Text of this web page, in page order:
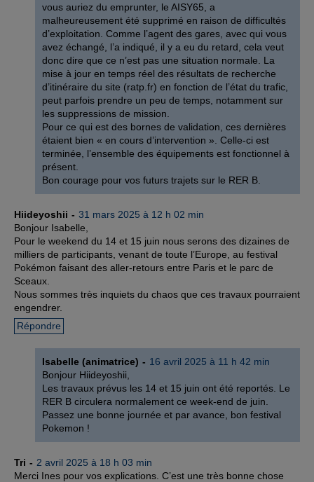
vous auriez du emprunter, le AISY65, a
malheureusement été supprimé en raison de difficultés
d’exploitation. Comme l’agent des gares, avec qui vous
avez échangé, l’a indiqué, il y a eu du retard, cela veut
donc dire que ce n’est pas une situation normale. La
mise à jour en temps réel des résultats de recherche
d’itinéraire du site (ratp.fr) en fonction de l’état du trafic,
peut parfois prendre un peu de temps, notamment sur
les suppressions de mission.
Pour ce qui est des bornes de validation, ces dernières
étaient bien « en cours d’intervention ». Celle-ci est
terminée, l’ensemble des équipements est fonctionnel à
présent.
Bon courage pour vos futurs trajets sur le RER B.
Hiideyoshii
31 mars 2025 à 12 h 02 min
Bonjour Isabelle,
Pour le weekend du 14 et 15 juin nous serons des dizaines de
milliers de participants, venant de toute l’Europe, au festival
Pokémon faisant des aller-retours entre Paris et le parc de
Sceaux.
Nous sommes très inquiets du chaos que ces travaux pourraient
engendrer.
Répondre
Isabelle (animatrice)
16 avril 2025 à 11 h 42 min
Bonjour Hiideyoshii,
Les travaux prévus les 14 et 15 juin ont été reportés. Le
RER B circulera normalement ce week-end de juin.
Passez une bonne journée et par avance, bon festival
Pokemon !
Tri
2 avril 2025 à 18 h 03 min
Merci Ines pour vos explications. C’est une très bonne chose